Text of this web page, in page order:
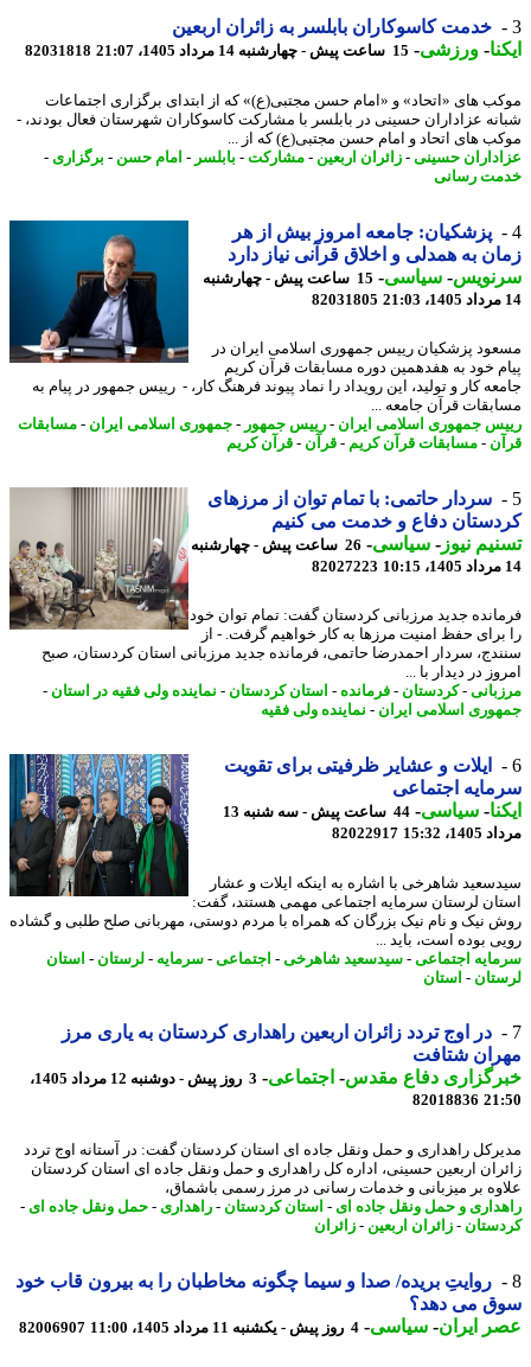
خدمت کاسوکاران بابلسر به زائران اربعین
-ورزشی-15 ساعت پیش - چهارشنبه 14 مرداد 1405، 21:07 82031818
های «اتحاد» و «امام حسن مجتبی(ع)» که از ابتدای برگزاری اجتماعات
عزاداران حسینی در بابلسر با مشارکت کاسوکاران شهرستان فعال بودند، -
های اتحاد و امام حسن مجتبی(ع) که از ...
حسینی-زائران اربعین -مشارکت-بابلسر-امام حسن-برگزاری
رسانی
پزشکیان: جامعه امروز بیش از هر
به همدلی و اخلاق قرآنی نیاز دارد
-سیاسی-
15 ساعت پیش - چهارشنبه
82031805
پزشکیان رییس جمهوری اسلامی ایران در
خود به هفدهمین دوره مسابقات قرآن کریم
کار و تولید، این رویداد را نماد پیوند فرهنگ کار، - رییس جمهور در پیام به
قرآن جامعه ...
جمهوری اسلامی ایران - رییس جمهور-جمهوری اسلامی ایران -
مسابقات
- مسابقات قرآن کریم- قرآن- قرآن کریم
سردار حاتمی: با تمام توان از مرزهای
دفاع و خدمت می کنیم
نیوز-سیاسی-
26 ساعت پیش - چهارشنبه
82027223
جدید مرزبانی کردستان گفت: تمام توان خود
حفظ امنیت مرزها به کار خواهیم گرفت. - از
سردار احمدرضا حاتمی، فرمانده جدید مرزبانی استان کردستان، صبح
در دیدار با ...
-کردستان-فرمانده-استان کردستان-نماینده ولی فقیه در استان-
اسلامی ایران - نماینده ولی فقیه
ایلات و عشایر ظرفیتی برای تقویت
اجتماعی
-سیاسی-
44 ساعت پیش - سه شنبه 13
15:32
82022917
شاهرخی با اشاره به اینکه ایلات و عشار
لرستان سرمایه اجتماعی مهمی هستند، گفت:
نیک و نام نیک بزرگان که همراه با مردم دوستی، مهربانی صلح طلبی و گشاده
بوده است، باید ...
اجتماعی-سیدسعید شاهرخی-اجتماعی-سرمایه -لرستان-استان
-استان
در اوج تردد زائران اربعین راهداری کردستان به یاری مرز
شتافت
دفاع مقدس-اجتماعی-
3 روز پیش - دوشنبه 12 مرداد 1405،
82018836
راهداری و حمل ونقل جاده ای استان کردستان گفت: در آستانه اوج تردد
اربعین حسینی، اداره کل راهداری و حمل ونقل جاده ای استان کردستان
بر میزبانی و خدمات رسانی در مرز رسمی باشماق،
و حمل ونقل جاده ای- استان کردستان-راهداری- حمل ونقل جاده ای-
-زائران اربعین -زائران
روایتِ بریده/ صدا و سیما چگونه مخاطبان را به بیرون قاب خود
می دهد؟
ایران- سیاسی-4 روز پیش - یکشنبه 11 مرداد 1405، 11:00 82006907